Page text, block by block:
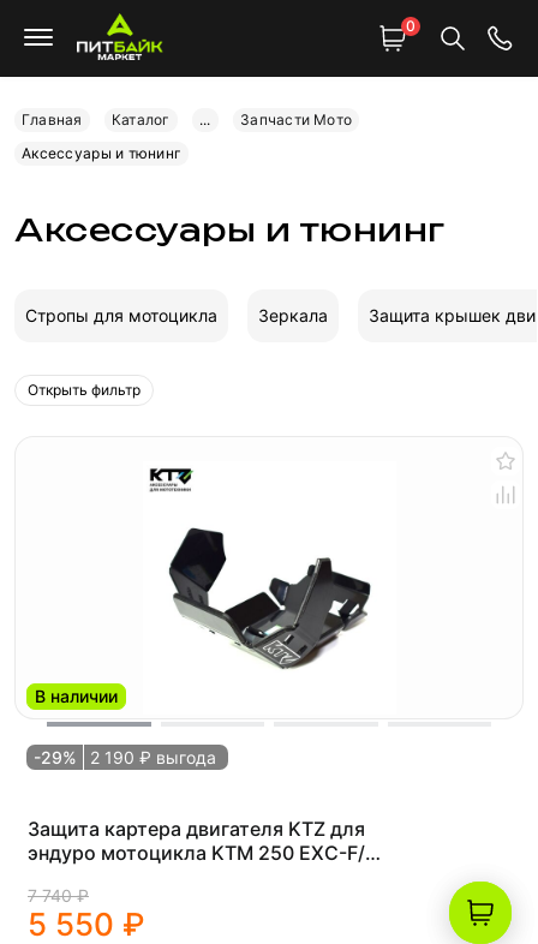
0
Главная Каталог ...
Запчасти Мото
Аксессуары и тюнинг
Аксессуары и тюнинг
Стропы для мотоцикла Зеркала Защита крышек
Открыть фильтр
В наличии
-29% 2 190 ₽ выгода
Защита картера двигателя KTZ для
эндуро мотоцикла KTM 250 EXC-F/
7 740 ₽
5 550 ₽